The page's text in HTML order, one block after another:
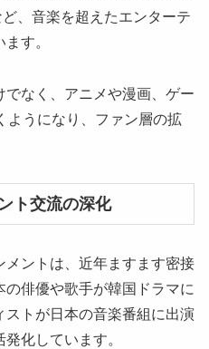
、音楽を超えたエンターテ
す。
なく、アニメや漫画、ゲー
ようになり、ファン層の拡
ト交流の深化
メントは、近年ますます密接
俳優や歌手が韓国ドラマに
トが日本の音楽番組に出演
化しています。